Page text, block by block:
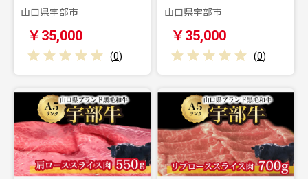
山口県宇部市
￥35,000
(0)
山口県宇部市
￥35,000
(0)